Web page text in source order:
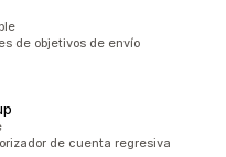
de objetivos de envío
de cuenta regresiva